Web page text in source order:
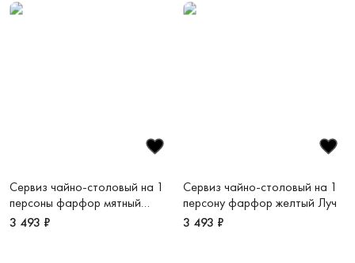
Сервиз чайно-столовый на 1
персоны фарфор мятный
Волна
3 493 ₽
Сервиз чайно-столовый на 1
персону фарфор желтый Луч
3 493 ₽